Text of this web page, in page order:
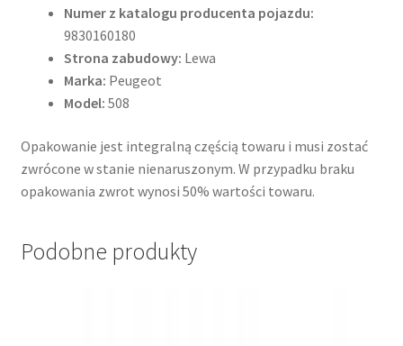
Numer z katalogu producenta pojazdu:
9830160180
Strona zabudowy: Lewa
Marka: Peugeot
Model: 508
Opakowanie jest integralną częścią towaru i musi zostać
zwrócone w stanie nienaruszonym. W przypadku braku
opakowania zwrot wynosi 50% wartości towaru.
Podobne produkty